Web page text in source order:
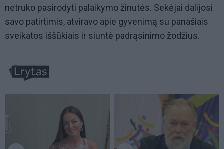
netruko pasirodyti palaikymo žinutės. Sekėjai dalijosi
savo patirtimis, atviravo apie gyvenimą su panašiais
sveikatos iššūkiais ir siuntė padrąsinimo žodžius.